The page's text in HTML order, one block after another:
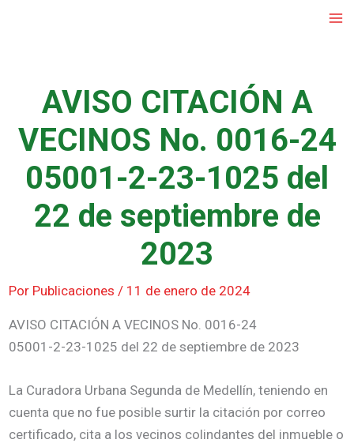
AVISO CITACIÓN A
VECINOS No. 0016-24
05001-2-23-1025 del
22 de septiembre de
2023
Por Publicaciones / 11 de enero de 2024
AVISO CITACIÓN A VECINOS No. 0016-24
05001-2-23-1025 del 22 de septiembre de 2023
La Curadora Urbana Segunda de Medellín, teniendo en
cuenta que no fue posible surtir la citación por correo
certificado, cita a los vecinos colindantes del inmueble o